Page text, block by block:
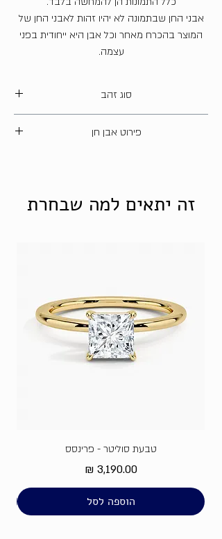
אבני החן שבתמונה לא יהיו זהות לאבני החן של
המוצר בהכרח מאחר וכל אבן היא ייחודית בפני
עצמה.
סוג זהב
פירוט אבן חן
זה יתאים למה שבחרת
טבעת סוליטר - פרינסס
מחיר
הוספה לסל